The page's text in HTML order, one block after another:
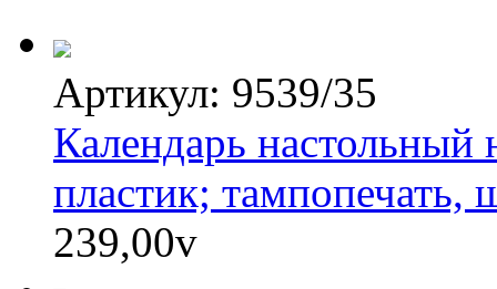
Артикул: 9539/35
Календарь
пластик; тампопечать,
239,00v